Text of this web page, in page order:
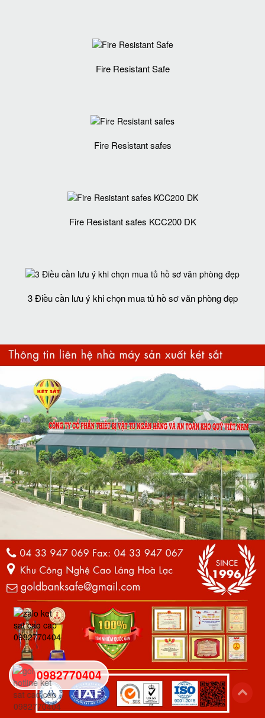
Fire Resistant Safe
Fire Resistant safes
Fire Resistant safes KCC200 DK
3 Điều cần lưu ý khi chọn mua tủ hồ sơ văn phòng đẹp
0982770404